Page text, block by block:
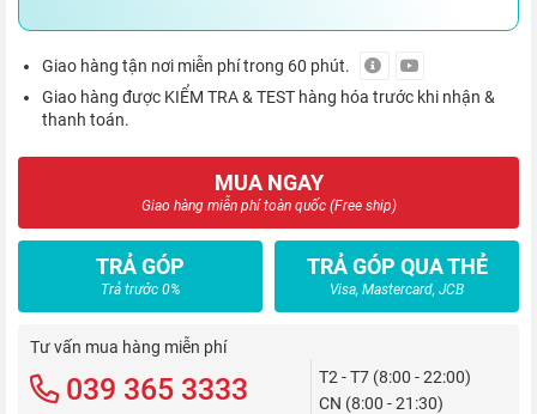
Giao hàng tận nơi miễn phí trong 60 phút.
Giao hàng được KIỂM TRA & TEST hàng hóa trước khi nhận &
thanh toán.
MUA NGAY
Giao hàng miễn phí toàn quốc (Free ship)
TRẢ GÓP
Trả trước 0%
TRẢ GÓP QUA THẺ
Visa, Mastercard, JCB
Tư vấn mua hàng miễn phí
039 365 3333
T2 - T7 (8:00 - 22:00)
CN (8:00 - 21:30)